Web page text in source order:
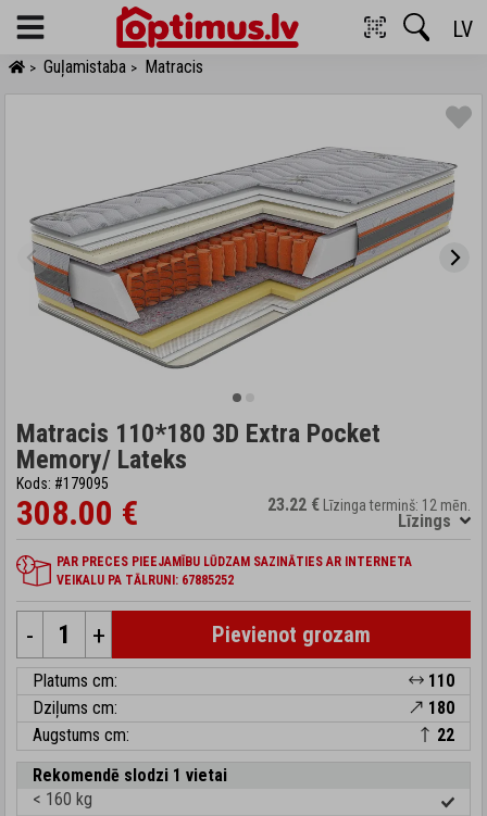
Menu LV
> Guļamistaba > Matracis
Matracis 110*180 3D Extra Pocket
Memory/ Lateks
Kods: #179095
308.00 € 23.22 € Līzinga termiņš: 12 mēn.
Līzings
PAR PRECES PIEEJAMĪBU LŪDZAM SAZINĀTIES AR INTERNETA
VEIKALU PA TĀLRUNI: 67885252
- + Pievienot grozam
Platums cm:
110
Dziļums cm:
180
Augstums cm:
22
Rekomendē slodzi 1 vietai
< 160 kg